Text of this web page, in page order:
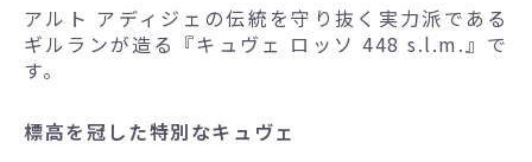
アルト アディジェの伝統を守り抜く実力派である
ギルランが造る『キュヴェ ロッソ 448 s.l.m.』で
す。
標高を冠した特別なキュヴェ